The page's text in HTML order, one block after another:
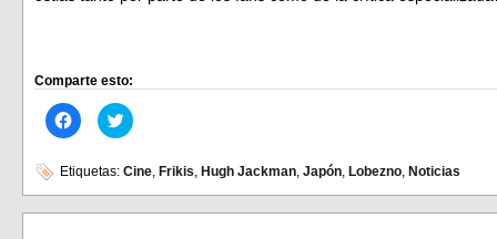
Comparte esto:
Haz
clic
en
Facebook
(Se
abre
Haz
clic
en
Twitter
(Se
abre
Etiquetas: Cine, Frikis, Hugh Jackman, Japón, Lobezno, Noticias